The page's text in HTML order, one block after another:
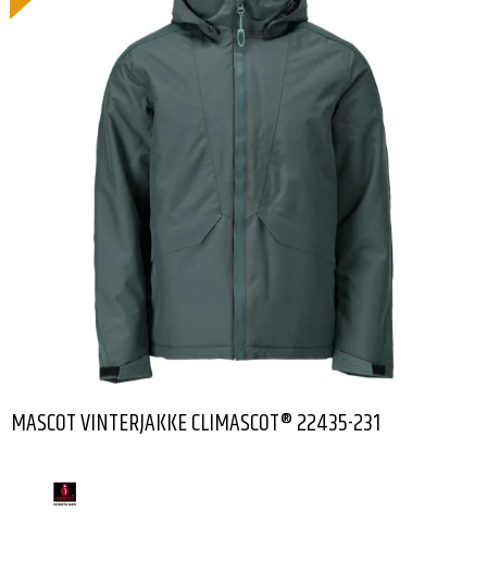
MASCOT VINTERJAKKE CLIMASCOT® 22435-231